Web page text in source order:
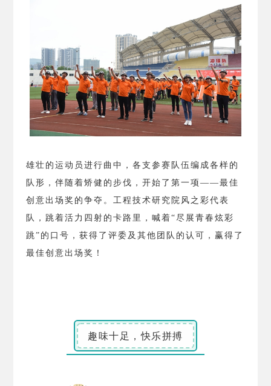
雄壮的运动员进行曲中，各支参赛队伍编成各样的
队形，伴随着矫健的步伐，开始了第一项——最佳
创意出场奖的争夺。工程技术研究院风之彩代表
队，跳着活力四射的卡路里，喊着“尽展青春炫彩
跳”的口号，获得了评委及其他团队的认可，赢得了
最佳创意出场奖！
趣味十足，快乐拼搏